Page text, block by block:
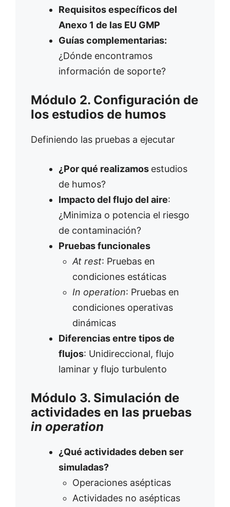
Requisitos específicos del
Anexo 1 de las EU GMP
Guías complementarias:
¿Dónde encontramos
información de soporte?
Módulo 2. Configuración de
los estudios de humos
Definiendo las pruebas a ejecutar
¿Por qué realizamos estudios
de humos?
Impacto del flujo del aire:
¿Minimiza o potencia el riesgo
de contaminación?
Pruebas funcionales
At rest: Pruebas en
condiciones estáticas
In operation: Pruebas en
condiciones operativas
dinámicas
Diferencias entre tipos de
flujos: Unidireccional, flujo
laminar y flujo turbulento
Módulo 3. Simulación de
actividades en las pruebas
in operation
¿Qué actividades deben ser
simuladas?
Operaciones asépticas
Actividades no asépticas